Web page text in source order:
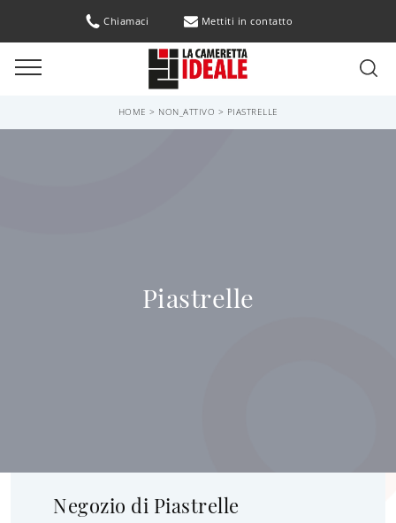
Chiamaci Mettiti in contatto
HOME > NON_ATTIVO > PIASTRELLE
Piastrelle
Negozio di Piastrelle